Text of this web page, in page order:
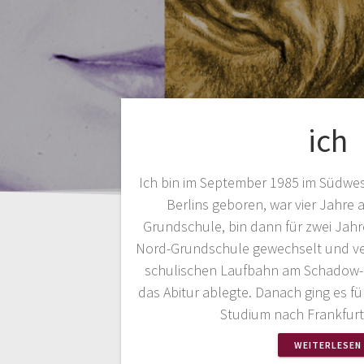
ich
Ich bin im September 1985 im
Berlins geboren, war vier Jahre
Grundschule, bin dann für zwei
Nord-Grundschule gewechselt und
schulischen Laufbahn am
das Abitur ablegte. Danach ging es
Studium nach
WEITERLESEN